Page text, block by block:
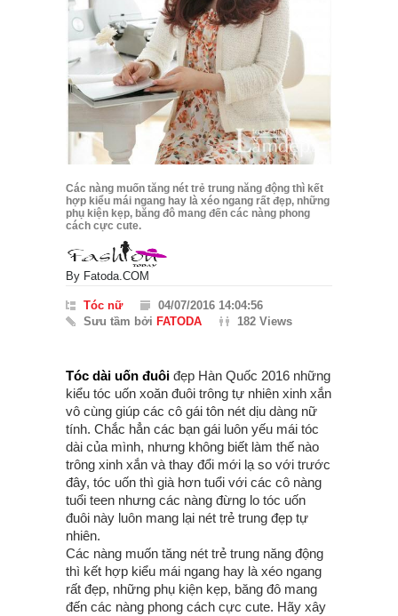
Các nàng muốn tăng nét trẻ trung năng động thì kết
hợp kiểu mái ngang hay là xéo ngang rất đẹp, những
phụ kiện kẹp, băng đô mang đến các nàng phong
cách cực cute.
By Fatoda.COM
Tóc nữ
04/07/2016 14:04:56
Sưu tầm bởi FATODA 182 Views
Tóc dài uốn đuôi đẹp Hàn Quốc 2016 những
kiểu tóc uốn xoăn đuôi trông tự nhiên xinh xắn
vô cùng giúp các cô gái tôn nét dịu dàng nữ
tính. Chắc hẳn các bạn gái luôn yếu mái tóc
dài của mình, nhưng không biết làm thế nào
trông xinh xắn và thay đổi mới lạ so với trước
đây, tóc uốn thì già hơn tuổi với các cô nàng
tuổi teen nhưng các nàng đừng lo tóc uốn
đuôi này luôn mang lại nét trẻ trung đẹp tự
nhiên.
Các nàng muốn tăng nét trẻ trung năng động
thì kết hợp kiểu mái ngang hay là xéo ngang
rất đẹp, những phụ kiện kẹp, băng đô mang
đến các nàng phong cách cực cute. Hãy xây